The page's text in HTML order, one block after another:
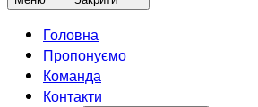
Головна
Пропонуємо
Команда
Контакти